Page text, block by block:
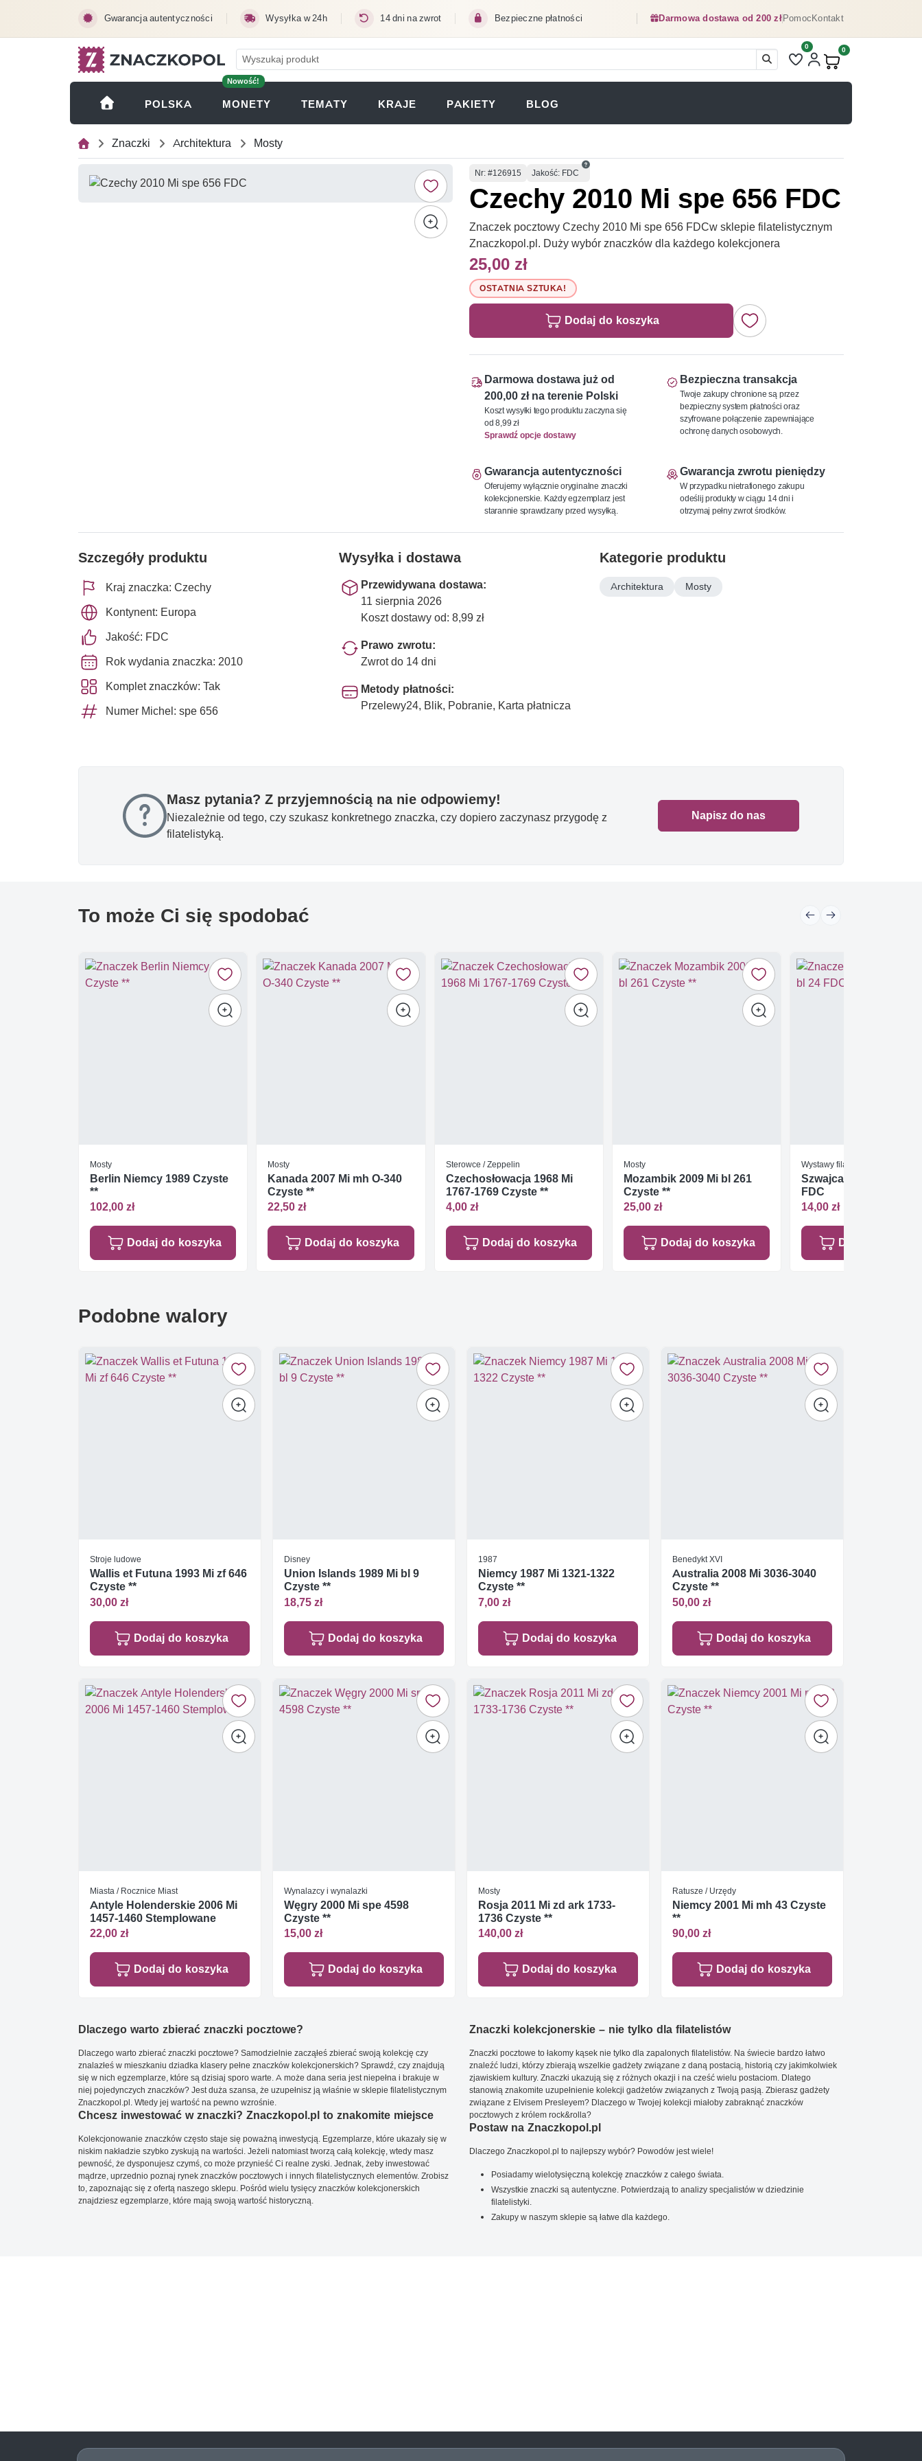
Gwarancja autentyczności Wysyłka w 24h 14 dni na zwrot Bezpieczne płatności Darmowa dostawa od 200 złPomocKontakt
Liczba pozycji na liście
0
Produkty w koszyku:
0
POLSKA
Nowość!
MONETY (OTWIERA SIĘ W NOWEJ KARCIE)
TEMATY KRAJE PAKIETY BLOG
Znaczki Architektura Mosty
Numer
Nr: #126915 Jakość: FDC
Czechy 2010 Mi spe 656 FDC
Znaczek pocztowy Czechy 2010 Mi spe 656 FDCw sklepie filatelistycznym
Znaczkopol.pl. Duży wybór znaczków dla każdego kolekcjonera
25,00 zł
OSTATNIA SZTUKA!
Dodaj do koszyka
Darmowa dostawa już od
200,00 zł na terenie Polski
Koszt wysyłki tego produktu zaczyna się
od 8,99 zł
Sprawdź opcje dostawy
Bezpieczna transakcja
Twoje zakupy chronione są przez
bezpieczny system płatności oraz
szyfrowane połączenie zapewniające
ochronę danych osobowych.
Gwarancja autentyczności
Oferujemy wyłącznie oryginalne znaczki
kolekcjonerskie. Każdy egzemplarz jest
starannie sprawdzany przed wysyłką.
Gwarancja zwrotu pieniędzy
W przypadku nietrafionego zakupu
odeślij produkty w ciągu 14 dni i
otrzymaj pełny zwrot środków.
Szczegóły produktu
Kraj znaczka: Czechy
Kontynent: Europa
Jakość: FDC
Rok wydania znaczka: 2010
Komplet znaczków: Tak
Numer Michel: spe 656
Wysyłka i dostawa
Przewidywana dostawa:
11 sierpnia 2026
Koszt dostawy od: 8,99 zł
Prawo zwrotu:
Zwrot do 14 dni
Metody płatności:
Przelewy24, Blik, Pobranie, Karta płatnicza
Kategorie produktu
Architektura Mosty
Masz pytania? Z przyjemnością na nie odpowiemy!
Niezależnie od tego, czy szukasz konkretnego znaczka, czy dopiero zaczynasz przygodę z
filatelistyką.
Napisz do nas
To może Ci się spodobać
Mosty
Berlin Niemcy 1989 Czyste
**
102,00 zł
Dodaj do koszyka
Mosty
Kanada 2007 Mi mh O-340
Czyste **
22,50 zł
Dodaj do koszyka
Sterowce / Zeppelin
Czechosłowacja 1968 Mi
1767-1769 Czyste **
4,00 zł
Dodaj do koszyka
Mosty
Mozambik 2009 Mi bl 261
Czyste **
25,00 zł
Dodaj do koszyka
Wystawy filatelistyczne
Szwajcaria 1984 Mi bl
FDC
14,00 zł
Dodaj do
Podobne walory
Stroje ludowe
Wallis et Futuna 1993 Mi zf 646
Czyste **
30,00 zł
Dodaj do koszyka
Disney
Union Islands 1989 Mi bl 9
Czyste **
18,75 zł
Dodaj do koszyka
1987
Niemcy 1987 Mi 1321-1322
Czyste **
7,00 zł
Dodaj do koszyka
Benedykt XVI
Australia 2008 Mi 3036-3040
Czyste **
50,00 zł
Dodaj do koszyka
Miasta / Rocznice Miast
Antyle Holenderskie 2006 Mi
1457-1460 Stemplowane
22,00 zł
Dodaj do koszyka
Wynalazcy i wynalazki
Węgry 2000 Mi spe 4598
Czyste **
15,00 zł
Dodaj do koszyka
Mosty
Rosja 2011 Mi zd ark 1733-
1736 Czyste **
140,00 zł
Dodaj do koszyka
Ratusze / Urzędy
Niemcy 2001 Mi mh 43 Czyste
**
90,00 zł
Dodaj do koszyka
Dlaczego warto zbierać znaczki pocztowe?
Dlaczego warto zbierać znaczki pocztowe? Samodzielnie zacząłeś zbierać swoją kolekcję czy
znalazłeś w mieszkaniu dziadka klasery pełne znaczków kolekcjonerskich? Sprawdź, czy znajdują
się w nich egzemplarze, które są dzisiaj sporo warte. A może dana seria jest niepełna i brakuje w
niej pojedynczych znaczków? Jest duża szansa, że uzupełnisz ją właśnie w sklepie filatelistycznym
Znaczkopol.pl. Wtedy jej wartość na pewno wzrośnie.
Chcesz inwestować w znaczki? Znaczkopol.pl to znakomite miejsce
Kolekcjonowanie znaczków często staje się poważną inwestycją. Egzemplarze, które ukazały się w
niskim nakładzie szybko zyskują na wartości. Jeżeli natomiast tworzą całą kolekcję, wtedy masz
pewność, że dysponujesz czymś, co może przynieść Ci realne zyski. Jednak, żeby inwestować
mądrze, uprzednio poznaj rynek znaczków pocztowych i innych filatelistycznych elementów. Zrobisz
to, zapoznając się z ofertą naszego sklepu. Pośród wielu tysięcy znaczków kolekcjonerskich
znajdziesz egzemplarze, które mają swoją wartość historyczną.
Znaczki kolekcjonerskie – nie tylko dla filatelistów
Znaczki pocztowe to łakomy kąsek nie tylko dla zapalonych filatelistów. Na świecie bardzo łatwo
znaleźć ludzi, którzy zbierają wszelkie gadżety związane z daną postacią, historią czy jakimkolwiek
zjawiskiem kultury. Znaczki ukazują się z różnych okazji i na cześć wielu postaciom. Dlatego
stanowią znakomite uzupełnienie kolekcji gadżetów związanych z Twoją pasją. Zbierasz gadżety
związane z Elvisem Presleyem? Dlaczego w Twojej kolekcji miałoby zabraknąć znaczków
pocztowych z królem rock&rolla?
Postaw na Znaczkopol.pl
Dlaczego Znaczkopol.pl to najlepszy wybór? Powodów jest wiele!
Posiadamy wielotysięczną kolekcję znaczków z całego świata.
Wszystkie znaczki są autentyczne. Potwierdzają to analizy specjalistów w dziedzinie
filatelistyki.
Zakupy w naszym sklepie są łatwe dla każdego.